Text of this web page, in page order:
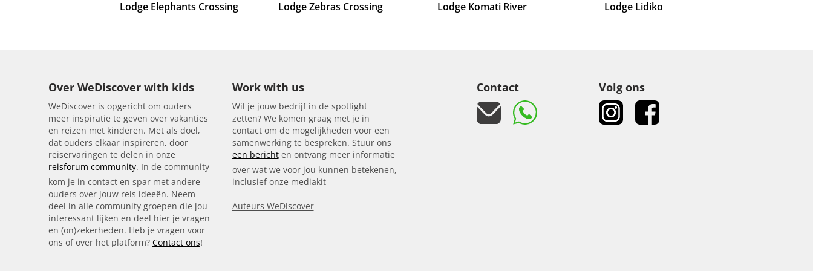
Lodge Elephants Crossing Lodge Zebras Crossing Lodge Komati River Lodge Lidiko
Over WeDiscover with kids
WeDiscover is opgericht om ouders
meer inspiratie te geven over vakanties
en reizen met kinderen. Met als doel,
dat ouders elkaar inspireren, door
reiservaringen te delen in onze
reisforum community. In de community
kom je in contact en spar met andere
ouders over jouw reis ideeën. Neem
deel in alle community groepen die jou
interessant lijken en deel hier je vragen
en (on)zekerheden. Heb je vragen voor
ons of over het platform? Contact ons!
Work with us
Wil je jouw bedrijf in de spotlight
zetten? We komen graag met je in
contact om de mogelijkheden voor een
samenwerking te bespreken. Stuur ons
een berichten ontvang meer informatie
over wat we voor jou kunnen betekenen,
inclusief onze mediakit
Auteurs WeDiscover
Contact Volg ons